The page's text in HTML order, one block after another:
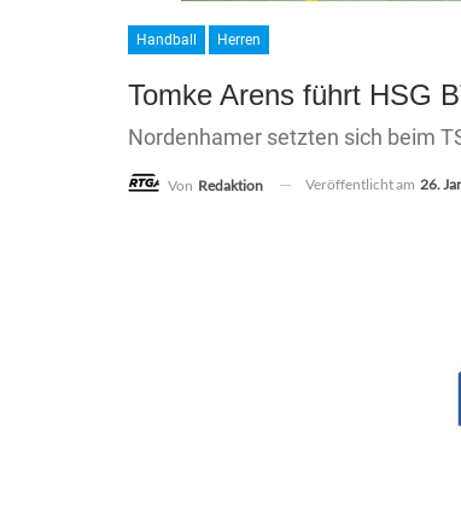
Handball Herren
Tomke Arens führt HSG
Nordenhamer setzten sich beim
Von Redaktion Veröffentlicht am 26.